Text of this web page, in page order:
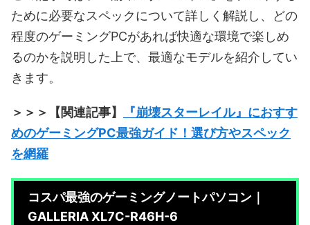
ために必要なスペックについて詳しく解説し、どの
程度のゲーミングPCがあれば快適な環境で楽しめ
るのかを説明した上で、最適なモデルを紹介してい
きます。
＞＞＞【関連記事】
『崩壊スターレイル』におすす
めのゲーミングPC最強ガイド！選び方やスペック
を網羅
コスパ最強のゲーミングノートパソコン｜
GALLERIA XL7C-R46H-6